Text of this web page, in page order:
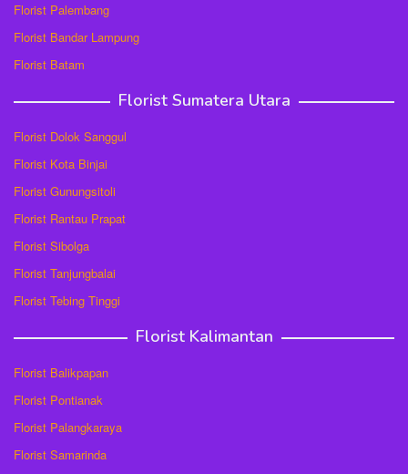
Florist Palembang
Florist Bandar Lampung
Florist Batam
Florist Sumatera Utara
Florist Dolok Sanggul
Florist Kota Binjai
Florist Gunungsitoli
Florist Rantau Prapat
Florist Sibolga
Florist Tanjungbalai
Florist Tebing Tinggi
Florist Kalimantan
Florist Balikpapan
Florist Pontianak
Florist Palangkaraya
Florist Samarinda